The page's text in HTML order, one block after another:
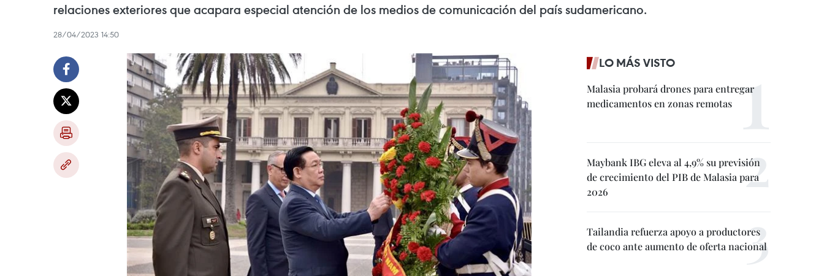
relaciones exteriores que acapara especial atención de los medios de comunicación del país sudamericano.
28/04/2023 14:50
LO MÁS VISTO
Malasia probará drones para entregar
medicamentos en zonas remotas
Maybank IBG eleva al 4,9% su previsión
de crecimiento del PIB de Malasia para
2026
Tailandia refuerza apoyo a productores
de coco ante aumento de oferta nacional